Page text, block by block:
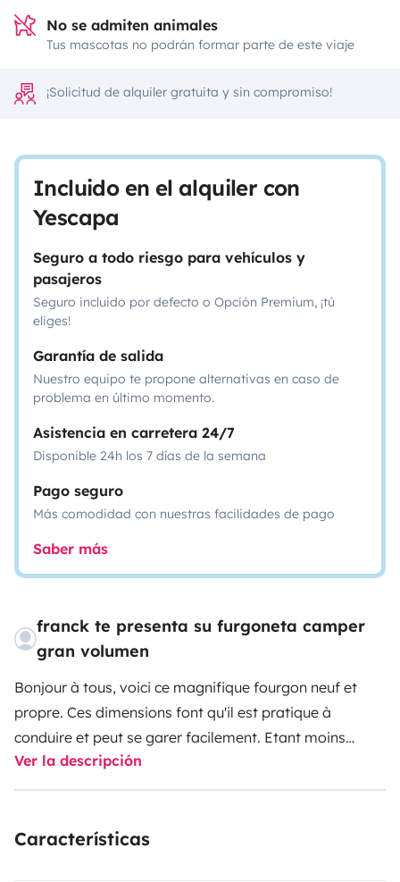
No se admiten animales
Tus mascotas no podrán formar parte de este viaje
¡Solicitud de alquiler gratuita y sin compromiso!
Incluido en el alquiler con
Yescapa
Seguro a todo riesgo para vehículos y
pasajeros
Seguro incluido por defecto o Opción Premium, ¡tú
eliges!
Garantía de salida
Nuestro equipo te propone alternativas en caso de
problema en último momento.
Asistencia en carretera 24/7
Disponible 24h los 7 días de la semana
Pago seguro
Más comodidad con nuestras facilidades de pago
Saber más
franck te presenta su furgoneta camper
gran volumen
Bonjour à tous, voici ce magnifique fourgon neuf et
propre. Ces dimensions font qu'il est pratique à
conduire et peut se garer facilement. Etant moins
imposant qu'un camping car. Ces options et
équipements sont des atouts de confort pour passer
recevoir jusqu'à 5 personnes idéal pour un groupe
Ver la descripción
Características